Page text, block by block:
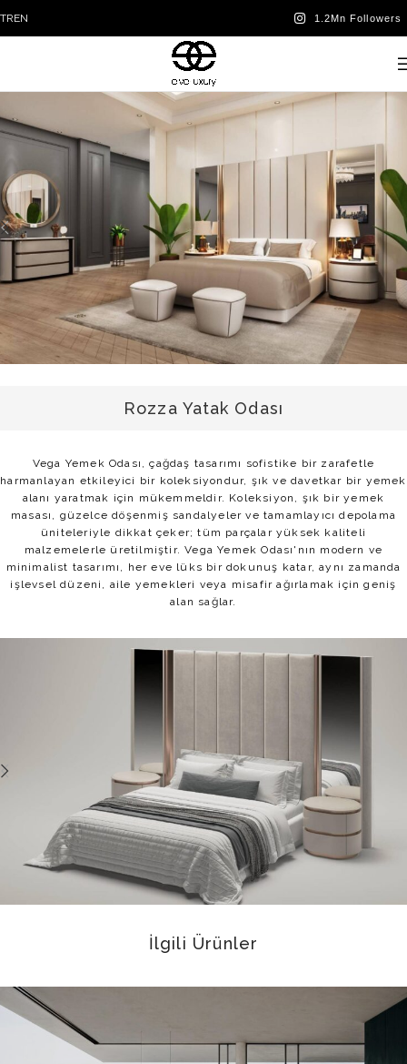
TREN
Rozza Yatak Odası
Vega Yemek Odası, çağdaş tasarımı sofistike bir zarafetle
harmanlayan etkileyici bir koleksiyondur, şık ve davetkar bir yemek
alanı yaratmak için mükemmeldir. Koleksiyon, şık bir yemek
masası, güzelce döşenmiş sandalyeler ve tamamlayıcı depolama
üniteleriyle dikkat çeker; tüm parçalar yüksek kaliteli
malzemelerle üretilmiştir. Vega Yemek Odası'nın modern ve
minimalist tasarımı, her eve lüks bir dokunuş katar, aynı zamanda
işlevsel düzeni, aile yemekleri veya misafir ağırlamak için geniş
alan sağlar.
İlgili Ürünler